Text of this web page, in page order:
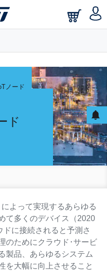
ノード
ド
よって実現するあらゆる
て多くのデバイス（2020
に接続されると予測さ
のためにクラウド･サービ
製品、あらゆるシステム
を大幅に向上させること